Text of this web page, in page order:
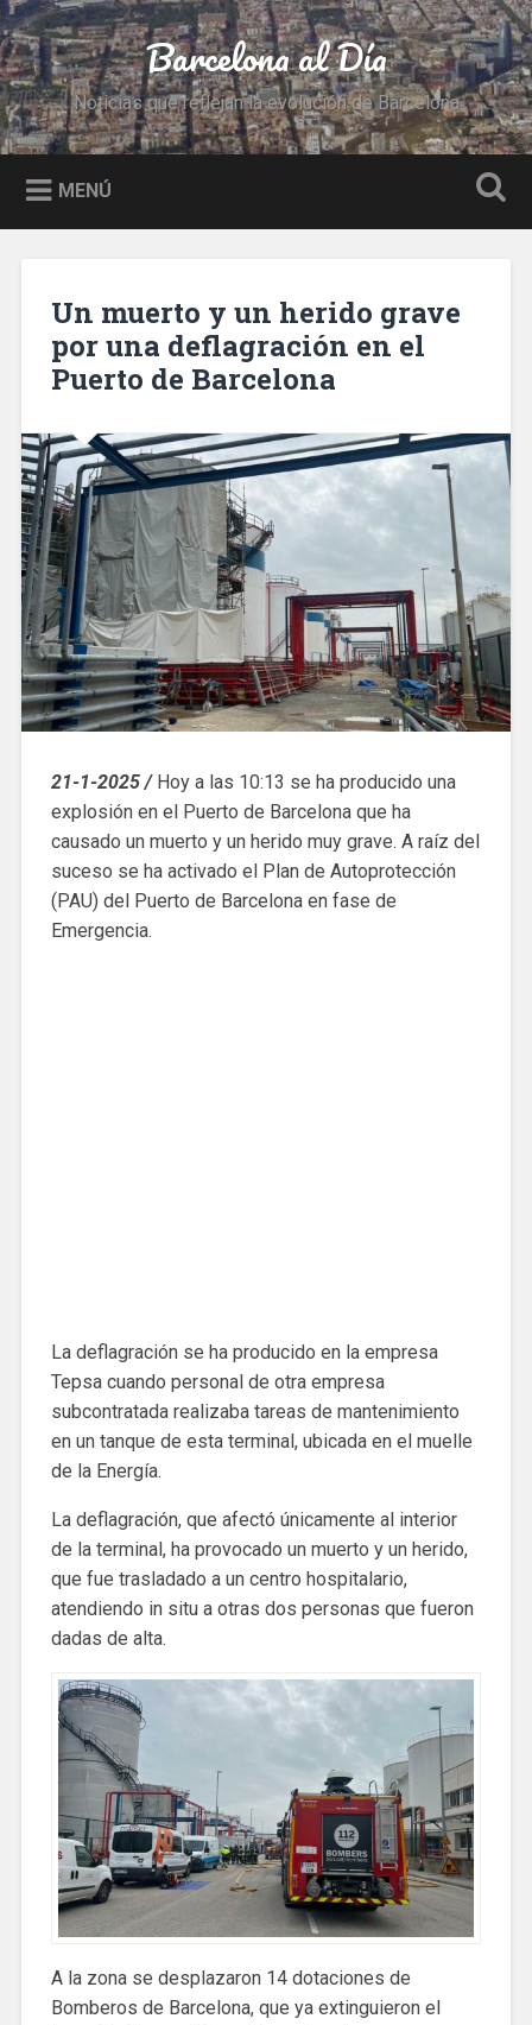
Saltar
al
contenido
Buscar Barcelona al Día
Noticias que reflejan la evolución de Barcelona
MENÚ
Un muerto y un herido grave
por una deflagración en el
Puerto de Barcelona
21-1-2025 / Hoy a las 10:13 se ha producido una
explosión en el Puerto de Barcelona que ha
causado un muerto y un herido muy grave. A raíz del
suceso se ha activado el Plan de Autoprotección
(PAU) del Puerto de Barcelona en fase de
Emergencia.
La deflagración se ha producido en la empresa
Tepsa cuando personal de otra empresa
subcontratada realizaba tareas de mantenimiento
en un tanque de esta terminal, ubicada en el muelle
de la Energía.
La deflagración, que afectó únicamente al interior
de la terminal, ha provocado un muerto y un herido,
que fue trasladado a un centro hospitalario,
atendiendo in situ a otras dos personas que fueron
dadas de alta.
A la zona se desplazaron 14 dotaciones de
Bomberos de Barcelona, ​​que ya extinguieron el